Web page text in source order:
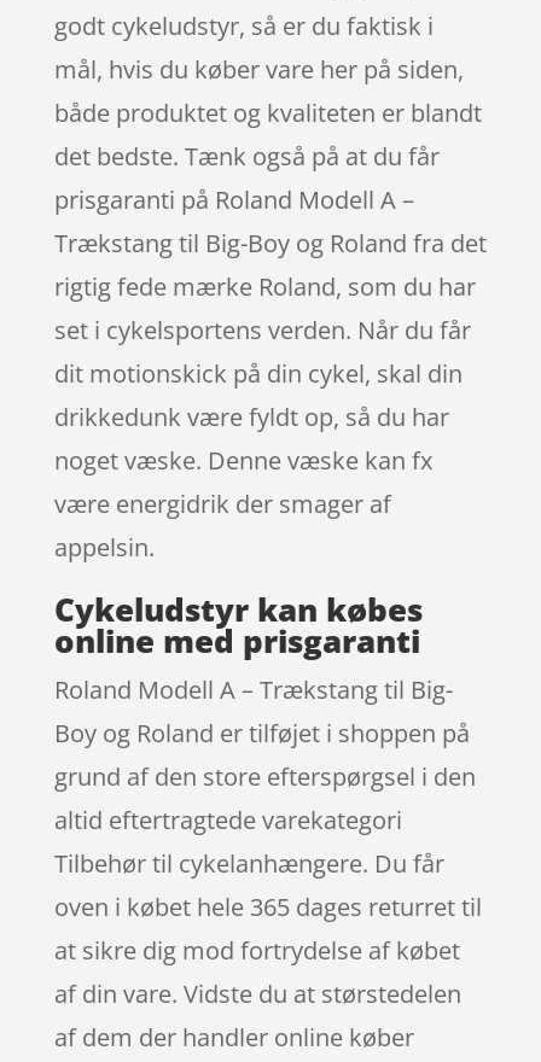
godt cykeludstyr, så er du faktisk i
mål, hvis du køber vare her på siden,
både produktet og kvaliteten er blandt
det bedste. Tænk også på at du får
prisgaranti på Roland Modell A –
Trækstang til Big-Boy og Roland fra det
rigtig fede mærke Roland, som du har
set i cykelsportens verden. Når du får
dit motionskick på din cykel, skal din
drikkedunk være fyldt op, så du har
noget væske. Denne væske kan fx
være energidrik der smager af
appelsin.
Cykeludstyr kan købes
online med prisgaranti
Roland Modell A – Trækstang til Big-
Boy og Roland er tilføjet i shoppen på
grund af den store efterspørgsel i den
altid eftertragtede varekategori
Tilbehør til cykelanhængere. Du får
oven i købet hele 365 dages returret til
at sikre dig mod fortrydelse af købet
af din vare. Vidste du at størstedelen
af dem der handler online køber